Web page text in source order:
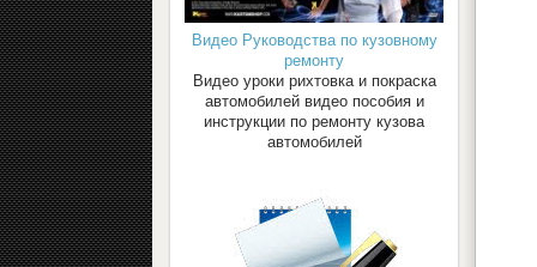
Видео Руководства по кузовному
ремонту
Видео уроки рихтовка и покраска
автомобилей видео пособия и
инструкции по ремонту кузова
автомобилей